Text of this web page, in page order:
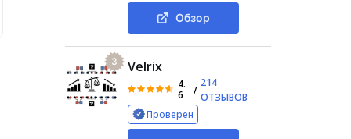
отзывов о «Криптовалюты Трейд Финанс»
Обзор
3 Velrix
4.
6
/
214
ОТЗЫВОВ
Проверен